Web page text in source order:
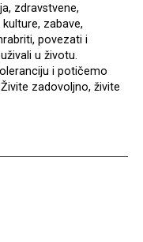
zdravstvene,
zabave,
povezati i
u životu.
i potičemo
zadovoljno, živite